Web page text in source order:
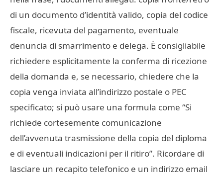
di un documento d’identità valido, copia del codice
fiscale, ricevuta del pagamento, eventuale
denuncia di smarrimento e delega. È consigliabile
richiedere esplicitamente la conferma di ricezione
della domanda e, se necessario, chiedere che la
copia venga inviata all’indirizzo postale o PEC
specificato; si può usare una formula come “Si
richiede cortesemente comunicazione
dell’avvenuta trasmissione della copia del diploma
e di eventuali indicazioni per il ritiro”. Ricordare di
lasciare un recapito telefonico e un indirizzo email